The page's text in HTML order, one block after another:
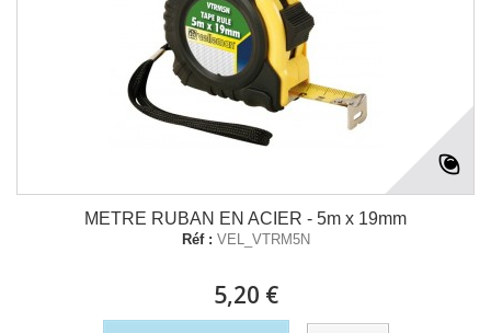
METRE RUBAN EN ACIER - 5m x 19mm
Réf : VEL_VTRM5N
5,20 €